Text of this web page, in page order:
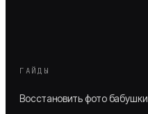
ГАЙДЫ
Восстановить фото бабушки